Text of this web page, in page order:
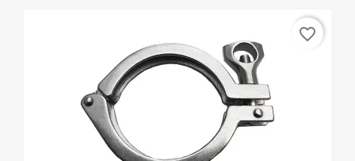
favorite_border